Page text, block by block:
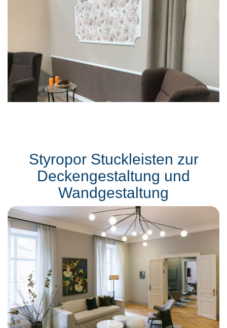
Styropor Stuckleisten zur
Deckengestaltung und
Wandgestaltung